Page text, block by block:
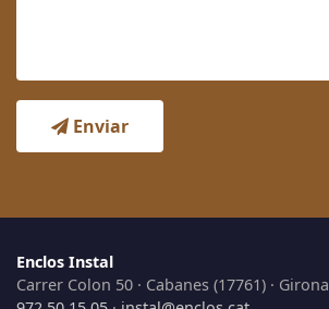
Enviar
Enclos Instal
Carrer Colon 50 · Cabanes (17761) · Girona